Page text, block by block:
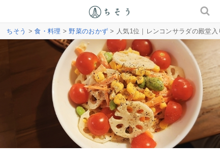
ちそう >食・料理 >野菜のおかず > 人気1位｜レンコンサラダの殿堂